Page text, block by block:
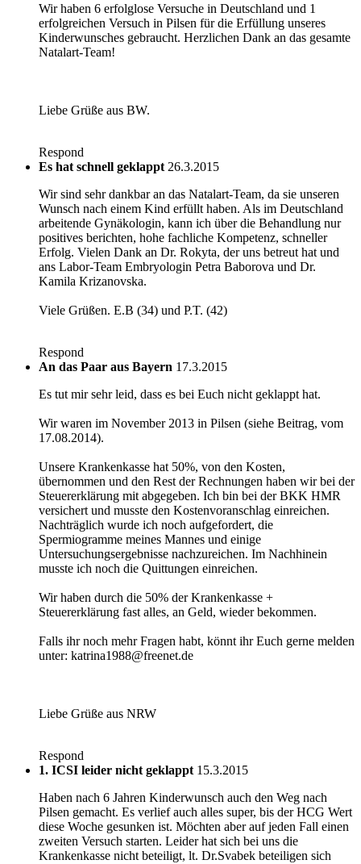
Wir haben 6 erfolglose Versuche in Deutschland und 1
erfolgreichen Versuch in Pilsen für die Erfüllung unseres
Kinderwunsches gebraucht. Herzlichen Dank an das gesamte
Natalart-Team!
Liebe Grüße aus BW.
Respond
Es hat schnell geklappt 26.3.2015
Wir sind sehr dankbar an das Natalart-Team, da sie unseren
Wunsch nach einem Kind erfüllt haben. Als im Deutschland
arbeitende Gynäkologin, kann ich über die Behandlung nur
positives berichten, hohe fachliche Kompetenz, schneller
Erfolg. Vielen Dank an Dr. Rokyta, der uns betreut hat und
ans Labor-Team Embryologin Petra Baborova und Dr.
Kamila Krizanovska.
Viele Grüßen. E.B (34) und P.T. (42)
Respond
An das Paar aus Bayern 17.3.2015
Es tut mir sehr leid, dass es bei Euch nicht geklappt hat.
Wir waren im November 2013 in Pilsen (siehe Beitrag, vom
17.08.2014).
Unsere Krankenkasse hat 50%, von den Kosten,
übernommen und den Rest der Rechnungen haben wir bei der
Steuererklärung mit abgegeben. Ich bin bei der BKK HMR
versichert und musste den Kostenvoranschlag einreichen.
Nachträglich wurde ich noch aufgefordert, die
Spermiogramme meines Mannes und einige
Untersuchungsergebnisse nachzureichen. Im Nachhinein
musste ich noch die Quittungen einreichen.
Wir haben durch die 50% der Krankenkasse +
Steuererklärung fast alles, an Geld, wieder bekommen.
Falls ihr noch mehr Fragen habt, könnt ihr Euch gerne melden
unter: katrina1988@freenet.de
Liebe Grüße aus NRW
Respond
1. ICSI leider nicht geklappt 15.3.2015
Haben nach 6 Jahren Kinderwunsch auch den Weg nach
Pilsen gemacht. Es verlief auch alles super, bis der HCG Wert
diese Woche gesunken ist. Möchten aber auf jeden Fall einen
zweiten Versuch starten. Leider hat sich bei uns die
Krankenkasse nicht beteiligt, lt. Dr.Svabek beteiligen sich